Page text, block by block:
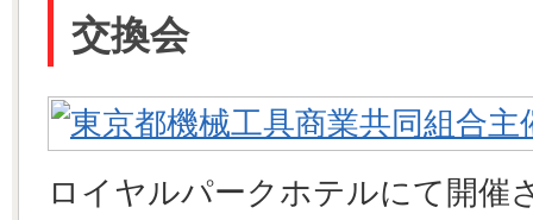
交換会
ロイヤルパークホテルにて開催